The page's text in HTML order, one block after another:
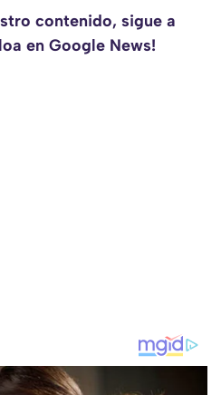
contenido, sigue a
en Google News!